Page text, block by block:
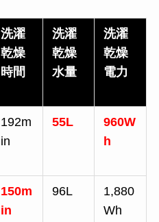
洗濯
乾燥
時間
洗濯
乾燥
水量
洗濯
乾燥
電力
192m
in
55L
960W
h
150m
in
96L
1,880
Wh